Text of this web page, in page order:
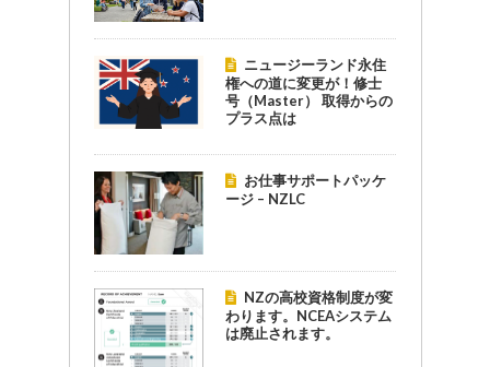
ニュージーランド永住
権への道に変更が！修士
号（Master） 取得からの
プラス点は
お仕事サポートパッケ
ージ – NZLC
NZの高校資格制度が変
わります。NCEAシステム
は廃止されます。